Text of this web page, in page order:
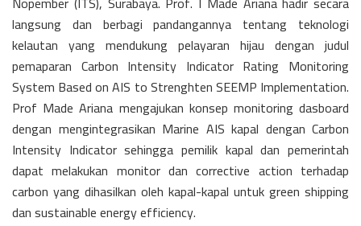
langsung dan berbagi pandangannya tentang teknologi
kelautan yang mendukung pelayaran hijau dengan judul
pemaparan Carbon Intensity Indicator Rating Monitoring
System Based on AIS to Strenghten SEEMP Implementation.
Prof Made Ariana mengajukan konsep monitoring dasboard
dengan mengintegrasikan Marine AIS kapal dengan Carbon
Intensity Indicator sehingga pemilik kapal dan pemerintah
dapat melakukan monitor dan corrective action terhadap
carbon yang dihasilkan oleh kapal-kapal untuk green shipping
dan sustainable energy efficiency.